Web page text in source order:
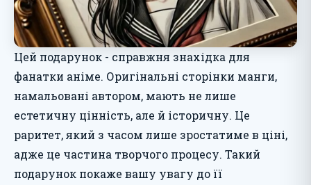
Цей подарунок - справжня знахідка для
фанатки аніме. Оригінальні сторінки манги,
намальовані автором, мають не лише
естетичну цінність, але й історичну. Це
раритет, який з часом лише зростатиме в ціні,
адже це частина творчого процесу. Такий
подарунок покаже вашу увагу до її